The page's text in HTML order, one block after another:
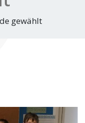
gewählt